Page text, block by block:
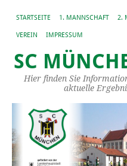
STARTSEITE 1. MANNSCHAFT 2.
VEREIN IMPRESSUM
SC
Hier finden Sie
aktuelle